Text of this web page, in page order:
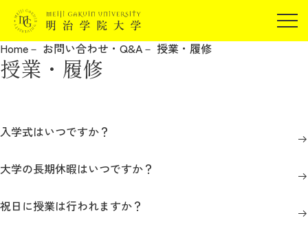
在学生の方
報道関係の方
受験生の方
企業・研究者の方
Home お問い合わせ・Q&A 授業・履修
授業・履修
入学式はいつですか？
大学の長期休暇はいつですか？
祝日に授業は行われますか？